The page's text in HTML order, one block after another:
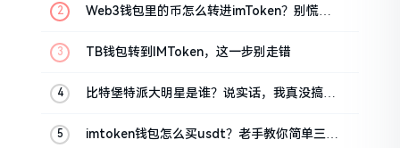
Web3钱包里的币怎么转进imToken？别慌，
TB钱包转到IMToken，这一步别走错
比特堡特派大明星是谁？说实话，我真没搞明
imtoken钱包怎么买usdt？老手教你简单三步